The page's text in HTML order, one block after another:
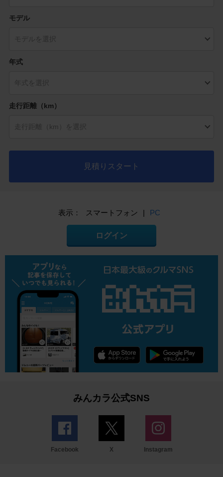
モデル
年式
走行距離（km）
見積りスタート
表示： スマートフォン | PC
ログイン
みんカラ公式SNS
Facebook X Instagram